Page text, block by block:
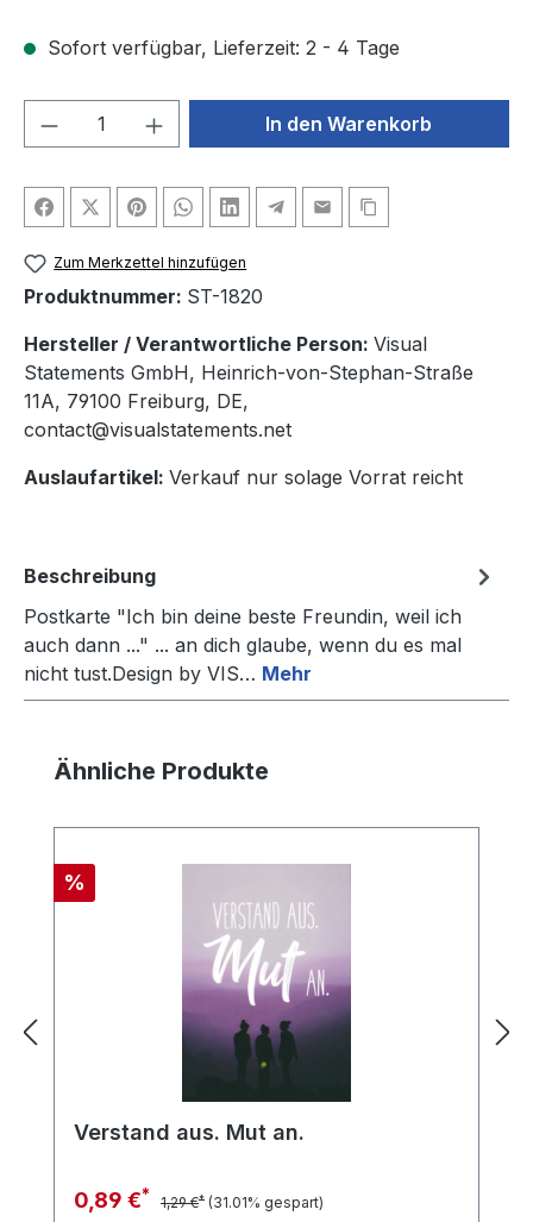
Sofort verfügbar, Lieferzeit: 2 - 4 Tage
Produkt Anzahl: Gib denIn den Warenkorb
Zum Merkzettel hinzufügen
Produktnummer: ST-1820
Hersteller / Verantwortliche Person: Visual
Statements GmbH, Heinrich-von-Stephan-Straße
11A, 79100 Freiburg, DE,
contact@visualstatements.net
Auslaufartikel: Verkauf nur solage Vorrat reicht
Beschreibung
Postkarte "Ich bin deine beste Freundin, weil ich
auch dann ..." ... an dich glaube, wenn du es mal
nicht tust.Design by VIS… Mehr
Produktgalerie überspringen
Ähnliche Produkte
Rabatt
%
Verstand aus. Mut an.
0,89 €* 1,29 €* (31.01% gespart)